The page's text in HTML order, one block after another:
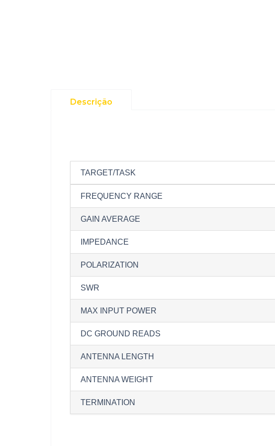
Descrição
TARGET/TASK
FREQUENCY RANGE
GAIN AVERAGE
IMPEDANCE
POLARIZATION
SWR
MAX INPUT POWER
DC GROUND READS
ANTENNA LENGTH
ANTENNA WEIGHT
TERMINATION